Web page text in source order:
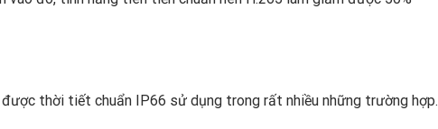
thời tiết chuẩn IP66 sử dụng trong rất nhiều những trường hợp.